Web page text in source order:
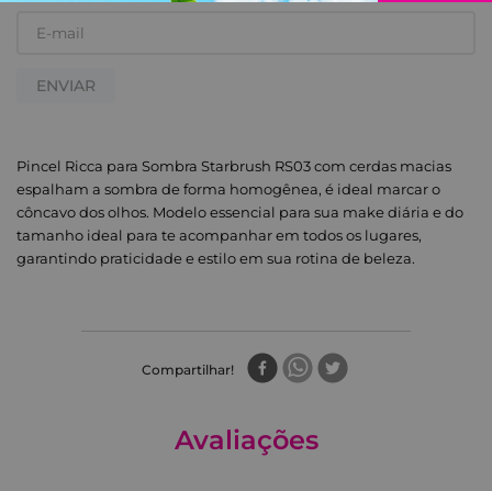
ENVIAR
Pincel Ricca para Sombra Starbrush RS03 com cerdas macias
espalham a sombra de forma homogênea, é ideal marcar o
côncavo dos olhos. Modelo essencial para sua make diária e do
tamanho ideal para te acompanhar em todos os lugares,
garantindo praticidade e estilo em sua rotina de beleza.
Compartilhar
Avaliações